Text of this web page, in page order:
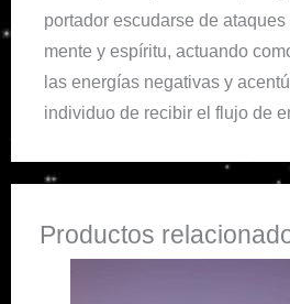
portador escudarse de
mente y espíritu, actuando
las energías negativas y
individuo de recibir el flujo de
Productos